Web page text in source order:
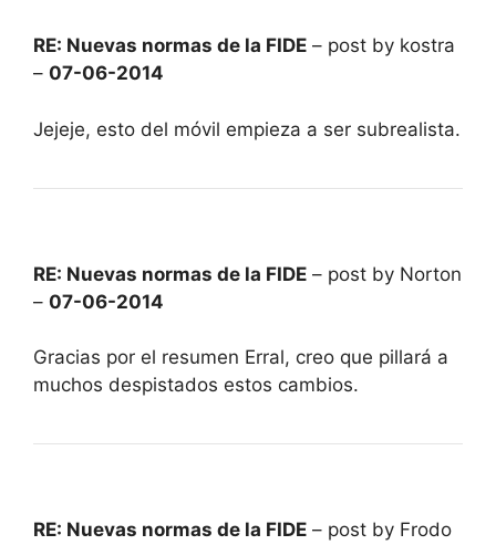
RE: Nuevas normas de la FIDE – post by kostra
– 07-06-2014
Jejeje, esto del móvil empieza a ser subrealista.
RE: Nuevas normas de la FIDE – post by Norton
– 07-06-2014
Gracias por el resumen Erral, creo que pillará a
muchos despistados estos cambios.
RE: Nuevas normas de la FIDE – post by Frodo